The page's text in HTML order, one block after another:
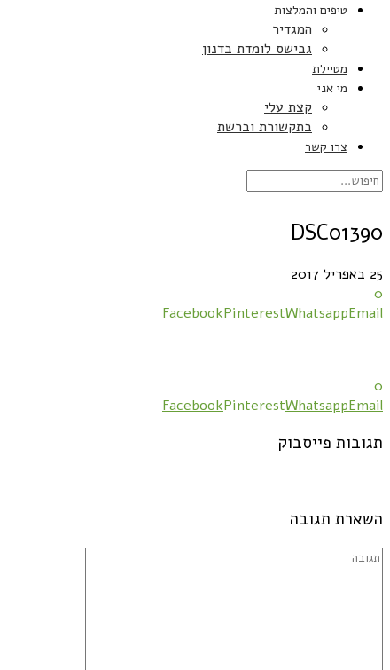
טיפים והמלצות
המגדיר
גבישס לומדת בדנון
מטיילת
מי אני
קצת עלי
בתקשורת וברשת
צרו קשר
DSC01390
25 באפריל 2017
0
FacebookPinterestWhatsappEmail
0
FacebookPinterestWhatsappEmail
תגובות פייסבוק
השארת תגובה